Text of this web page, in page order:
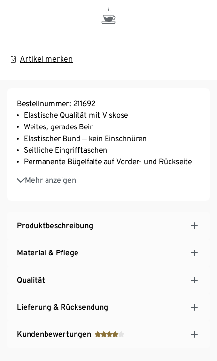
Artikel merken
Bestellnummer: 211692
Elastische Qualität mit Viskose
Weites, gerades Bein
Elastischer Bund ‒ kein Einschnüren
Seitliche Eingrifftaschen
Permanente Bügelfalte auf Vorder- und Rückseite
Mehr anzeigen
Mit Elasthan: formbeständig, perfekter Sitz, hoher
Tragekomfort
Produktbeschreibung
Material & Pflege
Qualität
Lieferung & Rücksendung
Kundenbewertungen